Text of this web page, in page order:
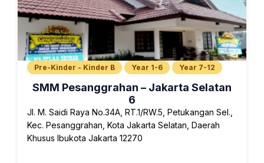
Pre-Kinder - Kinder B Year 1-6 Year 7-12
SMM Pesanggrahan – Jakarta Selatan
6
Jl. M. Saidi Raya No.34A, RT.1/RW.5, Petukangan Sel.,
Kec. Pesanggrahan, Kota Jakarta Selatan, Daerah
Khusus Ibukota Jakarta 12270